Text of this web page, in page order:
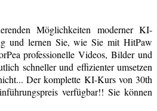
Möglichkeiten moderner KI-
und lernen Sie, wie Sie mit HitPaw
professionelle Videos, Bilder und
schneller und effizienter umsetzen
Der komplette KI-Kurs von 30th
verfügbar!! Sie können